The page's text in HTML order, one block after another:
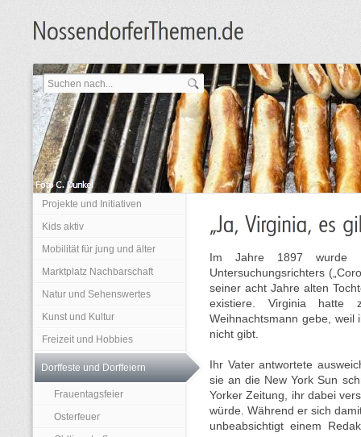
Projekte und Initiativen
Kids aktiv
Mobilität für jung und älter
Marktplatz Nachbarschaft
Natur und Sehenswertes
Kunst und Kultur
Freizeit und Hobbies
Dorffeste und Dorffeiern
Frauentagsfeier
Osterfeuer
Im Jahre 1897 wurde
Untersuchungsrichters
seiner acht Jahre alten
existiere. Virginia hatte
Weihnachtsmann gebe,
nicht gibt.
Ihr Vater antwortete
sie an die New York Sun
Yorker Zeitung, ihr dabei
würde. Während er sich
unbeabsichtigt einem